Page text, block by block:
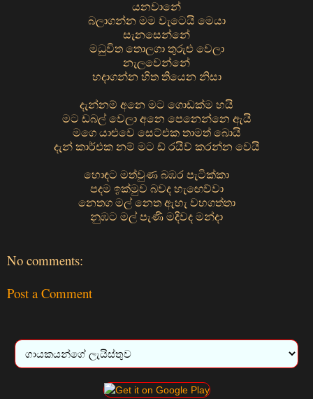
යනවානේ
බලාගන්න මම වැටෙයි මෙයා
සැනසෙන්නේ
මධුවිත තොලගා තුරුළු වෙලා
නැලවෙන්නේ
හදාගන්න හිත තියෙන නිසා
දැන්නම් අනෙ මට ගොඩක්ම හයි
මට ඩබල් වෙලා අනෙ පෙනෙන්නෙ ඇයි
මගෙ යාළුවෙ සෙට්එක තාමත් බොයි
දැන් කාර්එක නම් මට ඩ් රයිව් කරන්න වෙයි
හොඳට මත්වුණ බඹර පැටික්කා
පදම ඉක්මුව බවද හැඟෙව්වා
නෙතග මල් නෙත ඇහැ වහගත්තා
නුඹට මල් පැණි මදිවද මන්දා
No comments:
Post a Comment